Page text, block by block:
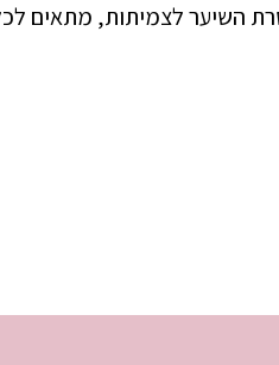
השיער לצמיתות, מתאים לכל